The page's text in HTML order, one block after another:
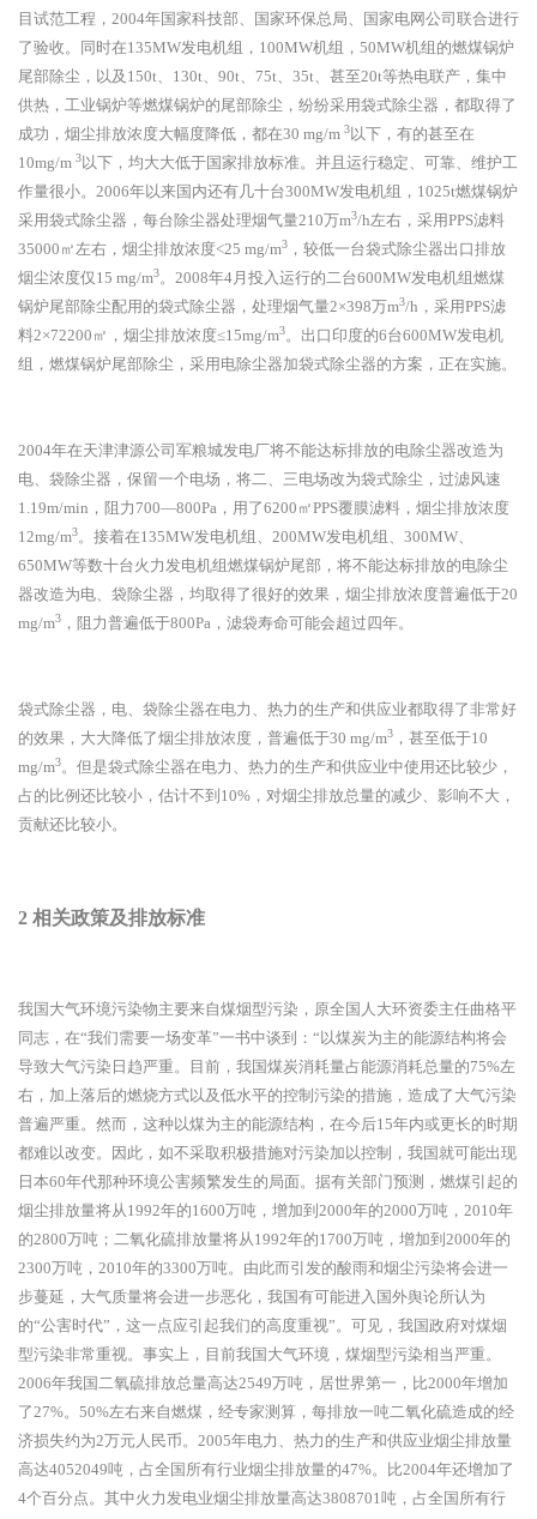
目试范工程，2004年国家科技部、国家环保总局、国家电网公司联合进行
了验收。同时在135MW发电机组，100MW机组，50MW机组的燃煤锅炉
尾部除尘，以及150t、130t、90t、75t、35t、甚至20t等热电联产，集中
供热，工业锅炉等燃煤锅炉的尾部除尘，纷纷采用袋式除尘器，都取得了
成功，烟尘排放浓度大幅度降低，都在30 mg/m 3以下，有的甚至在
10mg/m 3以下，均大大低于国家排放标准。并且运行稳定、可靠、维护工
作量很小。2006年以来国内还有几十台300MW发电机组，1025t燃煤锅炉
采用袋式除尘器，每台除尘器处理烟气量210万m3/h左右，采用PPS滤料
35000㎡左右，烟尘排放浓度<25 mg/m3 ，较低一台袋式除尘器出口排放
烟尘浓度仅15 mg/m3。2008年4月投入运行的二台600MW发电机组燃煤
锅炉尾部除尘配用的袋式除尘器，处理烟气量2×398万m3/h，采用PPS滤
料2×72200㎡，烟尘排放浓度≤15mg/m3。出口印度的6台600MW发电机
组，燃煤锅炉尾部除尘，采用电除尘器加袋式除尘器的方案，正在实施。
2004年在天津津源公司军粮城发电厂将不能达标排放的电除尘器改造为
电、袋除尘器，保留一个电场，将二、三电场改为袋式除尘，过滤风速
1.19m/min，阻力700—800Pa，用了6200㎡PPS覆膜滤料，烟尘排放浓度
12mg/m3。接着在135MW发电机组、200MW发电机组、300MW、
650MW等数十台火力发电机组燃煤锅炉尾部，将不能达标排放的电除尘
器改造为电、袋除尘器，均取得了很好的效果，烟尘排放浓度普遍低于20
mg/m3 ，阻力普遍低于800Pa，滤袋寿命可能会超过四年。
袋式除尘器，电、袋除尘器在电力、热力的生产和供应业都取得了非常好
的效果，大大降低了烟尘排放浓度，普遍低于30 mg/m3 ，甚至低于10
mg/m3。但是袋式除尘器在电力、热力的生产和供应业中使用还比较少，
占的比例还比较小，估计不到10%，对烟尘排放总量的减少、影响不大，
贡献还比较小。
2 相关政策及排放标准
我国大气环境污染物主要来自煤烟型污染，原全国人大环资委主任曲格平
同志，在“我们需要一场变革”一书中谈到：“以煤炭为主的能源结构将会
导致大气污染日趋严重。目前，我国煤炭消耗量占能源消耗总量的75%左
右，加上落后的燃烧方式以及低水平的控制污染的措施，造成了大气污染
普遍严重。然而，这种以煤为主的能源结构，在今后15年内或更长的时期
都难以改变。因此，如不采取积极措施对污染加以控制，我国就可能出现
日本60年代那种环境公害频繁发生的局面。据有关部门预测，燃煤引起的
烟尘排放量将从1992年的1600万吨，增加到2000年的2000万吨，2010年
的2800万吨；二氧化硫排放量将从1992年的1700万吨，增加到2000年的
2300万吨，2010年的3300万吨。由此而引发的酸雨和烟尘污染将会进一
步蔓延，大气质量将会进一步恶化，我国有可能进入国外舆论所认为
的“公害时代”，这一点应引起我们的高度重视”。可见，我国政府对煤烟
型污染非常重视。事实上，目前我国大气环境，煤烟型污染相当严重。
2006年我国二氧硫排放总量高达2549万吨，居世界第一，比2000年增加
了27%。50%左右来自燃煤，经专家测算，每排放一吨二氧化硫造成的经
济损失约为2万元人民币。2005年电力、热力的生产和供应业烟尘排放量
高达4052049吨，占全国所有行业烟尘排放量的47%。比2004年还增加了
4个百分点。其中火力发电业烟尘排放量高达3808701吨，占全国所有行